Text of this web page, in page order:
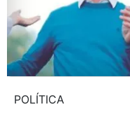
POLÍTICA